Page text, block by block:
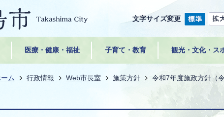
文字サイズ変更
医療・健康・福祉 子育て・教育 観光・文化・ス
ム 行政情報 Web市長室 施策方針 令和7年度施政方針（